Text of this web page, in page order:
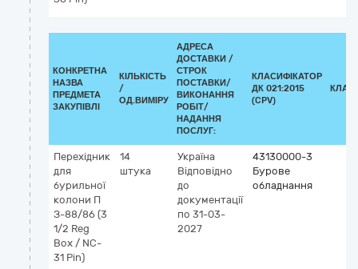
КОНКРЕТНА
НАЗВА
ПРЕДМЕТА
ЗАКУПІВЛІ
КІЛЬКІСТЬ
/
ОД.ВИМІРУ
АДРЕСА
ДОСТАВКИ /
СТРОК
ПОСТАВКИ/
ВИКОНАННЯ
РОБІТ/
НАДАННЯ
ПОСЛУГ:
КЛАСИФІКАТОР
ДК 021:2015
(CPV)
Перехідник
для
бурильної
колони П
З-88/86 (3
1/2 Reg
Box / NC-
31 Pin)
14
штука
Україна
Відповідно
до
документації
по 31-03-
2027
43130000-3
Бурове
обладнання